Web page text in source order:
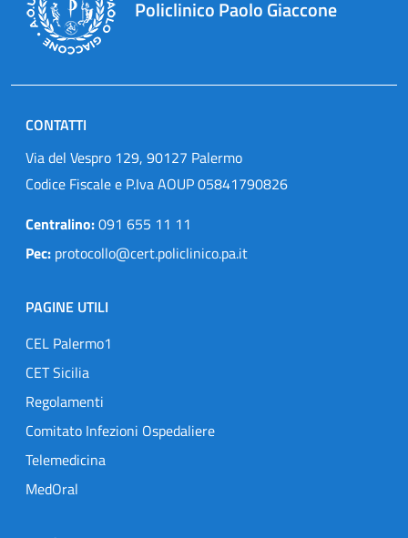
Policlinico Paolo Giaccone
CONTATTI
Via del Vespro 129, 90127 Palermo
Codice Fiscale e P.Iva AOUP 05841790826
Centralino:091 655 11 11
Pec: protocollo@cert.policlinico.pa.it
PAGINE UTILI
CEL Palermo1
CET Sicilia
Regolamenti
Comitato Infezioni Ospedaliere
Telemedicina
MedOral